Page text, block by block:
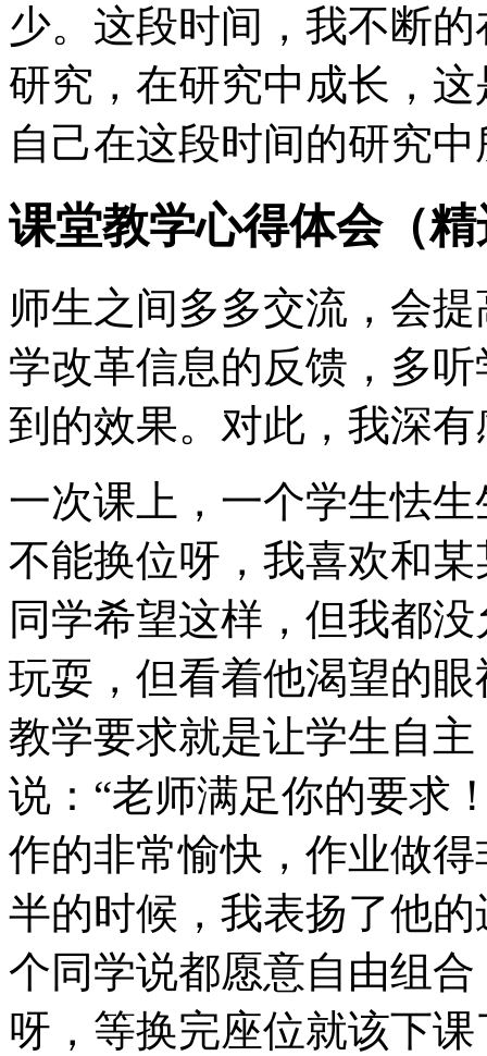
少。这段时间，我不断
研究，在研究中成长，
自己在这段时间的研究
课堂教学心得体会（
师生之间多多交流，会
学改革信息的反馈，多
到的效果。对此，我深有
一次课上，一个学生怯
不能换位呀，我喜欢和
同学希望这样，但我都
玩耍，但看着他渴望的
教学要求就是让学生自
说：“老师满足你的要求
作的非常愉快，作业做
半的时候，我表扬了他
个同学说都愿意自由组
呀，等换完座位就该下